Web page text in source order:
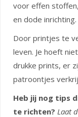
voor effen
en dode inrichting.
Door printjes te
leven. Je hoeft
drukke prints, er
patroontjes
Heb jij nog tips
te richten? Laat